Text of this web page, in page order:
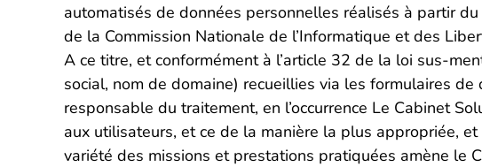
automatisés de données personnelles réalisés à partir
de la Commission Nationale de l’Informatique et des
A ce titre, et conformément à l’article 32 de la loi sus-
social, nom de domaine) recueillies via les formulaires
responsable du traitement, en l’occurrence Le Cabinet
aux utilisateurs, et ce de la manière la plus appropriée,
variété des missions et prestations pratiquées amène le